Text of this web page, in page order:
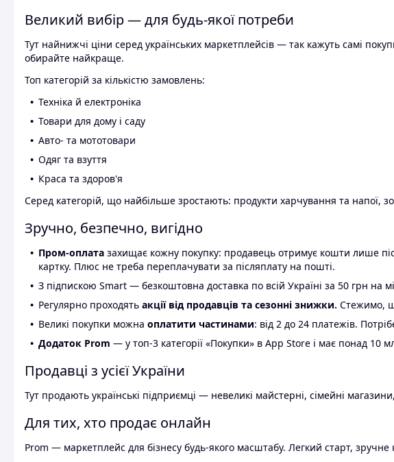
Великий вибір — для будь-якої потреби
Тут найнижчі ціни серед українських маркетплейсів — так кажуть самі
обирайте найкраще.
Топ категорій за кількістю замовлень:
Техніка й електроніка
Товари для дому і саду
Авто- та мототовари
Одяг та взуття
Краса та здоров'я
Серед категорій, що найбільше зростають: продукти харчування та напої,
Зручно, безпечно, вигідно
Пром-оплата захищає кожну покупку: продавець отримує кошти лише
картку. Плюс не треба переплачувати за післяплату на пошті.
З підпискою Smart — безкоштовна доставка по всій Україні за 50 грн на
Регулярно проходять акції від продавців та сезонні знижки. Стежимо,
Великі покупки можна оплатити частинами: від 2 до 24 платежів.
Додаток Prom — у топ-3 категорії «Покупки» в App Store і має понад 10
Продавці з усієї України
Тут продають українські підприємці — невеликі майстерні, сімейні
Для тих, хто продає онлайн
Prom — маркетплейс для бізнесу будь-якого масштабу. Легкий старт, зручне